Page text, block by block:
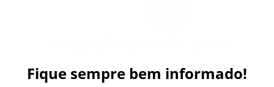
Fique sempre bem informado!